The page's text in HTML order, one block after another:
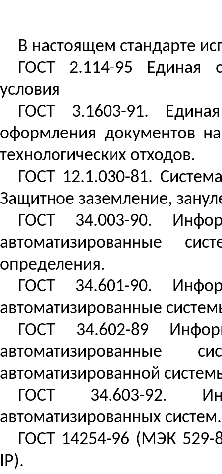
В настоящем стандарте
ГОСТ 2.114-95 Единая
условия
ГОСТ 3.1603-91.
оформления документов
технологических отходов.
ГОСТ 12.1.030-81.
Защитное заземление,
ГОСТ 34.003-90.
автоматизированные
определения.
ГОСТ 34.601-90.
автоматизированные
ГОСТ 34.602-89
автоматизированные
автоматизированной
ГОСТ 34.603-92.
автоматизированных систем.
ГОСТ 14254-96 (МЭК 529-
IP).